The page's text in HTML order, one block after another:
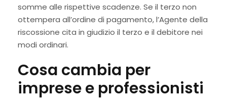
somme alle rispettive scadenze. Se il terzo non
ottempera all’ordine di pagamento, l’Agente della
riscossione cita in giudizio il terzo e il debitore nei
modi ordinari.
Cosa cambia per
imprese e professionisti